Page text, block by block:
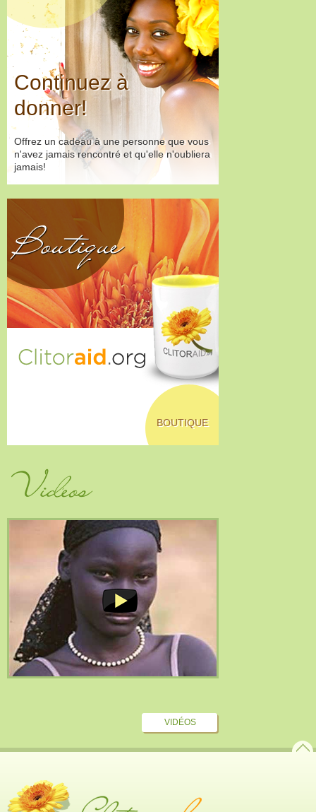
Continuez à
donner!
Offrez un cadeau à une personne que vous
n'avez jamais rencontré et qu'elle n'oubliera
jamais!
Boutique
BOUTIQUE
Vidéos
VIDÉOS